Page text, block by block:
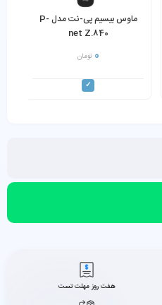
ماوس بیسیم پی-نت مدل P-
net Z.840
0 تومان
هفت روز مهلت تست